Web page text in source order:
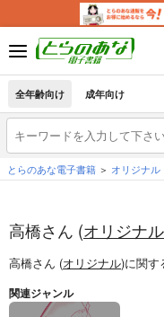
全年齢向け 成年向け
とらのあな電子書籍 オリジナル
高橋さん (オリジナル
高橋さん (オリジナル)に関す
関連ジャンル